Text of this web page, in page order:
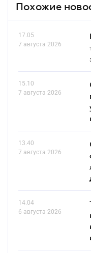
Похожие
17.05
7 августа 2026
15.10
7 августа 2026
13.40
7 августа 2026
14.04
6 августа 2026